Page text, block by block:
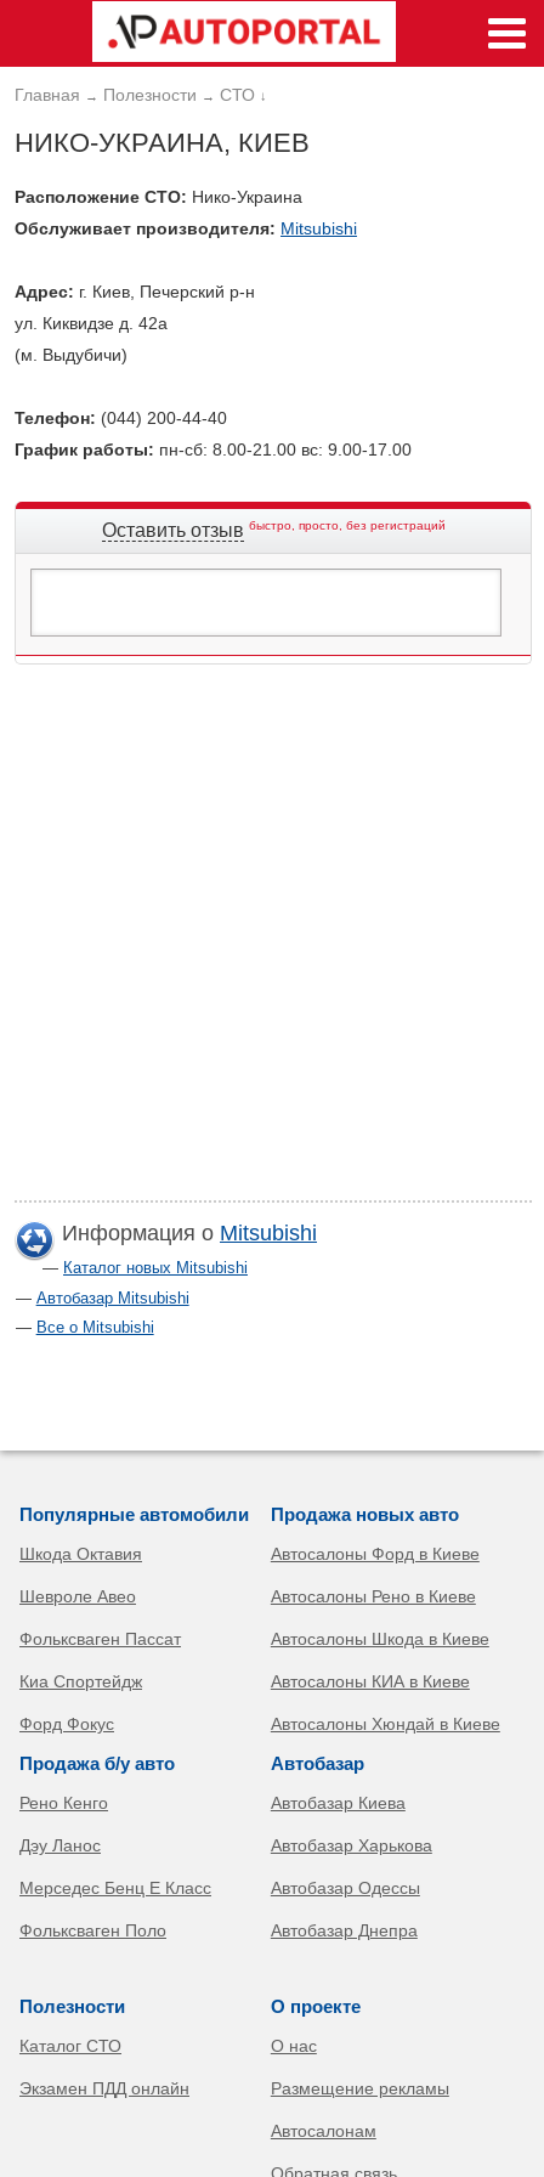
Главная → Полезности → СТО ↓
НИКО-УКРАИНА, КИЕВ
Расположение СТО: Нико-Украина
Обслуживает производителя: Mitsubishi
Адрес: г. Киев, Печерский р-н
ул. Киквидзе д. 42а
(м. Выдубичи)
Телефон: (044) 200-44-40
График работы: пн-сб: 8.00-21.00 вс: 9.00-17.00
Оставить отзыв быстро, просто, без регистраций
Информация о Mitsubishi
Каталог новых Mitsubishi
Автобазар Mitsubishi
Все о Mitsubishi
Популярные автомобили
Шкода Октавия
Шевроле Авео
Фольксваген Пассат
Киа Спортейдж
Форд Фокус
Продажа б/у авто
Рено Кенго
Дэу Ланос
Мерседес Бенц Е Класс
Фольксваген Поло
Продажа новых авто
Автосалоны Форд в Киеве
Автосалоны Рено в Киеве
Автосалоны Шкода в Киеве
Автосалоны КИА в Киеве
Автосалоны Хюндай в Киеве
Автобазар
Автобазар Киева
Автобазар Харькова
Автобазар Одессы
Автобазар Днепра
Полезности
Каталог СТО
Экзамен ПДД онлайн
О проекте
О нас
Размещение рекламы
Автосалонам